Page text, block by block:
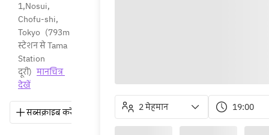
1,Nosui,
Chofu-shi,
Tokyo (793m
स्टेशन से Tama
Station
दूरी) मानचित्र
देखें
सब्सक्राइब करें साझा करें दिशाएँ
2 मेहमान 19:00